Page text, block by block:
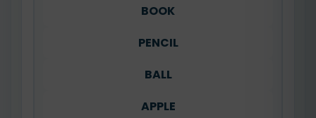
BOOK
PENCIL
BALL
APPLE